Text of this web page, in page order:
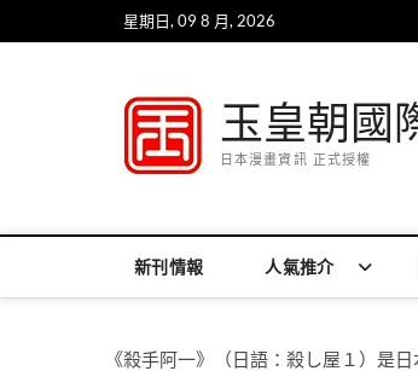
to
星期日, 09 8 月, 2026
玉皇朝國
日本漫畫資訊 正式授權
新刊情報 人氣推介
《殺手阿一》（日語：殺し屋１）是